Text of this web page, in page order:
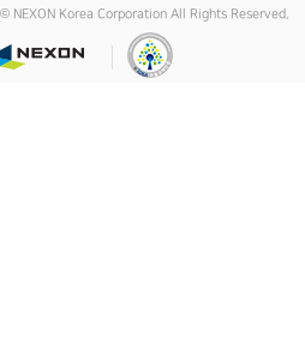
© NEXON Korea Corporation All Rights Reserved.